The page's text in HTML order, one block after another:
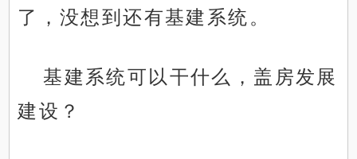
了，没想到还有基建系统。
基建系统可以干什么，盖房发展
建设？